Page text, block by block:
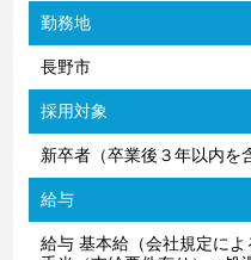
勤務地
長野市
採用対象
新卒者（卒業後３年以内を
給与
給与 基本給（会社規定に